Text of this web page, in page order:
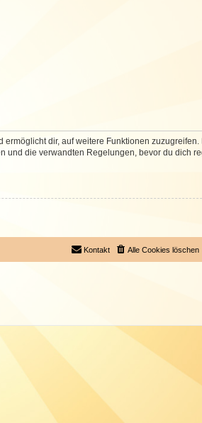
dir, auf weitere Funktionen zuzugreifen.
die verwandten Regelungen, bevor du dich
Alle Cookies löschen
Kontakt